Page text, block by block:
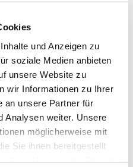
und Anzeigen zu
soziale Medien anbieten
unsere Website zu
wir Informationen zu Ihrer
an unsere Partner für
Analysen weiter. Unsere
möglicherweise mit
Sie ihnen bereitgestellt
16030
non comprise *
incluse *
bulles d'air en
No. d'article